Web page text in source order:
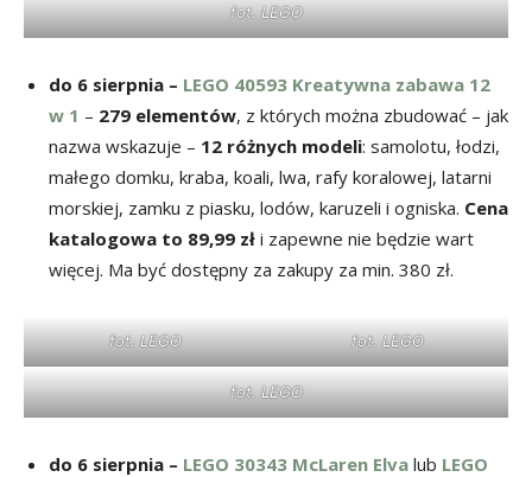
fot. LEGO
do 6 sierpnia – LEGO 40593 Kreatywna zabawa 12
w 1 – 279 elementów, z których można zbudować – jak
nazwa wskazuje – 12 różnych modeli: samolotu, łodzi,
małego domku, kraba, koali, lwa, rafy koralowej, latarni
morskiej, zamku z piasku, lodów, karuzeli i ogniska. Cena
katalogowa to 89,99 zł i zapewne nie będzie wart
więcej. Ma być dostępny za zakupy za min. 380 zł.
fot. LEGO fot. LEGO
fot. LEGO
do 6 sierpnia – LEGO 30343 McLaren Elva lub LEGO